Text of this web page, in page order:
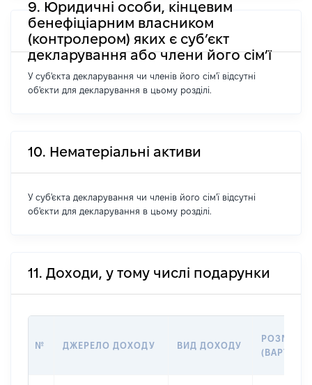
9. Юридичні особи, кінцевим
бенефіціарним власником
(контролером) яких є суб’єкт
декларування або члени його сім’ї
У суб'єкта декларування чи членів його сім'ї відсутні
об'єкти для декларування в цьому розділі.
10. Нематеріальні активи
У суб'єкта декларування чи членів його сім'ї відсутні
об'єкти для декларування в цьому розділі.
11. Доходи, у тому числі подарунки
№ ДЖЕРЕЛО ДОХОДУ ВИД ДОХОДУ
РОЗМІР